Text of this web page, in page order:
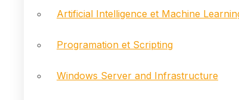
Artificial Intelligence et Machine
Programation et Scripting
Windows Server and Infrastructure